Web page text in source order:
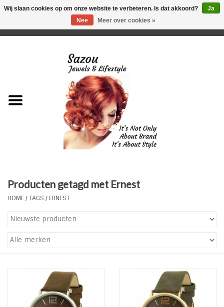
Just for Him
Plus Size Sieraden
Enkelbandjes
Tassen en meer
Haaraccesoires
Zonnebrillen
Producten getagd met Ernest
HOME/TAGS / ERNEST
Wij slaan cookies op om onze website te verbeteren. Is dat akkoord?
Ja
Nee
Meer over cookies »